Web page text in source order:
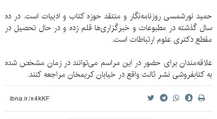
حمید نورشمسی روزنامه‌نگار و منتقد حوزه کتاب و ادبیات است. در ده
سال گذشته در مطبوعات و خبرگزاری‌ها قلم زده و در حال تحصیل در
مقطع دکتری علوم ارتباطات است.
علاقه‌مندان برای حضور در این مراسم می‌توانند در زمان مشخص شده
به کتابفروشی نشر ثالث واقع در خیابان کریمخان مراجعه کنند.